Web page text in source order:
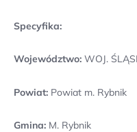
Specyfika:
Województwo: WOJ.
Powiat: Powiat m. Rybnik
Gmina: M. Rybnik